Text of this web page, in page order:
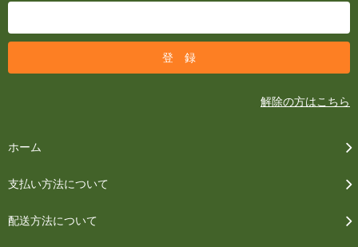
解除の方はこちら
ホーム
支払い方法について
配送方法について